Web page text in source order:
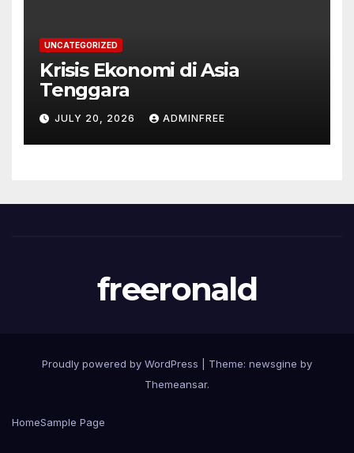
UNCATEGORIZED
Krisis Ekonomi di Asia
Tenggara
JULY 20, 2026 ADMINFREE
freeronald
Proudly powered by WordPress
Theme: newsgine by
Themeansar.
HomeSample Page